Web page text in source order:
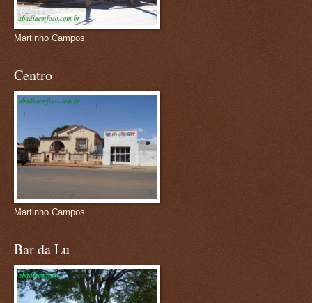
Martinho Campos
Centro
Martinho Campos
Bar da Lu